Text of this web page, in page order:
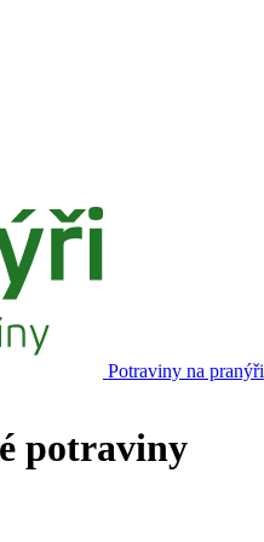
Potraviny na pranýři
potraviny